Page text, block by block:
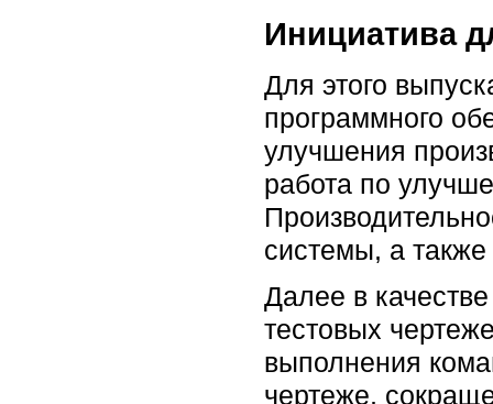
Инициатива
Для этого
программного
улучшения
работа по
системы, а
Далее в
тестовых
выполнения
чертеже,